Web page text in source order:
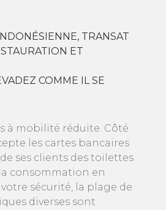
TRANSAT
ET
COMME IL SE
à mobilité réduite. Côté
les cartes bancaires
ses clients des toilettes
consommation en
sécurité, la plage de
diverses sont